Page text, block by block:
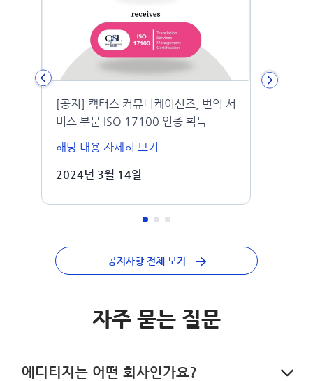
[공지] 캑터스 커뮤니케이션즈, 번역 서
비스 부문 ISO 17100 인증 획득
해당 내용 자세히 보기
2024년 3월 14일
공지사항 전체 보기
자주 묻는 질문
에디티지는 어떤 회사인가요?